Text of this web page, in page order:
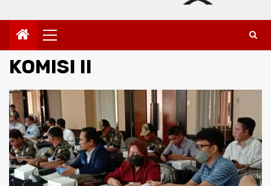
Primary
Menu
KOMISI II